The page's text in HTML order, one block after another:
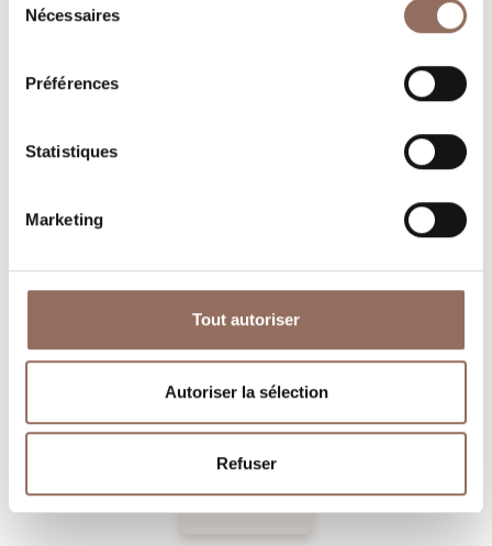
Nécessaires
Préférences
Statistiques
Marketing
Tout autoriser
Autoriser la sélection
Refuser
Entrant